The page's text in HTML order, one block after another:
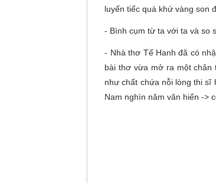
luyến tiếc quá khứ vàng son
- Bình cụm từ ta với ta và so
- Nhà thơ Tế Hanh đã có
bài thơ vừa mở ra một chân
như chất chứa nỗi lòng thi sĩ
Nam nghìn năm văn hiến ->